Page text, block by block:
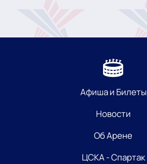
Афиша и Билеты
Новости
Об Арене
ЦСКА - Спартак